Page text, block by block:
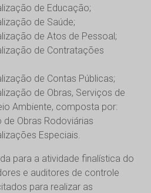
de Educação;
de Saúde;
de Atos de Pessoal;
de Contratações
de Contas Públicas;
de Obras, Serviços de
Ambiente, composta por:
de Obras Rodoviárias
Especiais.
para a atividade finalística do
e auditores de controle
para realizar as